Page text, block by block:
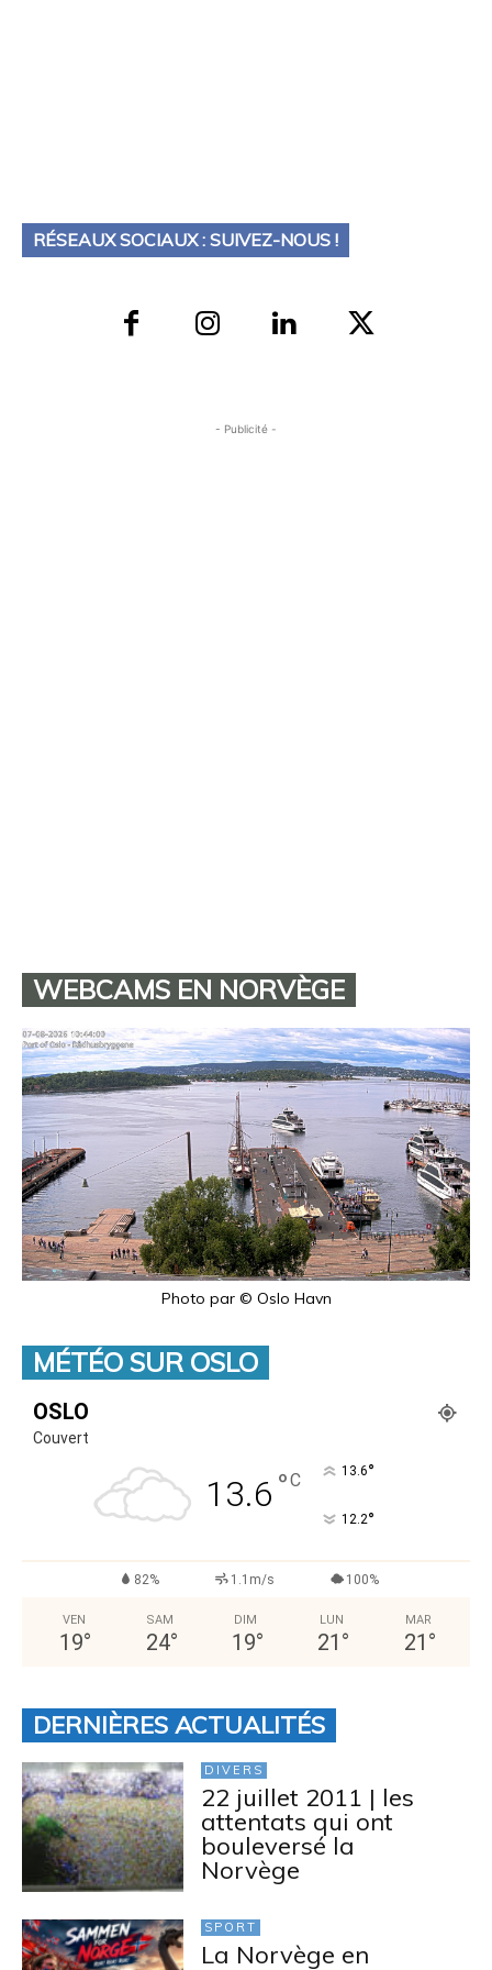
RÉSEAUX SOCIAUX : SUIVEZ-NOUS !
- Publicité -
WEBCAMS EN NORVÈGE
Photo par © Oslo Havn
MÉTÉO SUR OSLO
OSLO
Couvert
13.6 °C 13.6°
12.2°
82% 1.1m/s 100%
VEN
19°
SAM
24°
DIM
19°
LUN
21 °
MAR
21 °
DERNIÈRES ACTUALITÉS
DIVERS
22 juillet 2011 | les
attentats qui ont
bouleversé la
Norvège
SPORT
La Norvège en